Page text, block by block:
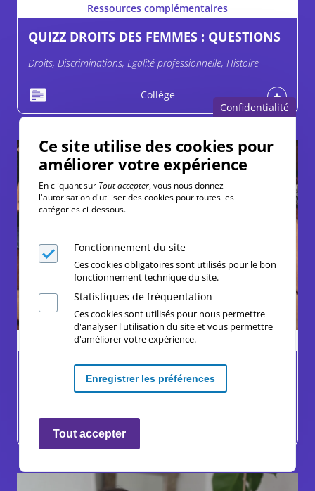
Ressources complémentaires
QUIZZ DROITS DES FEMMES : QUESTIONS
Droits, Discriminations, Egalité professionnelle, Histoire
Collège
Ressources complémentaires
CACHEZ-MOI CE POIL...
Corps, Histoire, Sexualités, Sport
Confidentialité
Ce site utilise des cookies pour
améliorer votre expérience
En cliquant sur Tout accepter, vous nous donnez
l'autorisation d'utiliser des cookies pour toutes les
catégories ci-dessous.
Fonctionnement du site
Ces cookies obligatoires sont utilisés pour le bon
fonctionnement technique du site.
Statistiques de fréquentation
Ces cookies sont utilisés pour nous permettre
d'analyser l'utilisation du site et vous permettre
d'améliorer votre expérience.
Enregistrer les préférences
Tout accepter